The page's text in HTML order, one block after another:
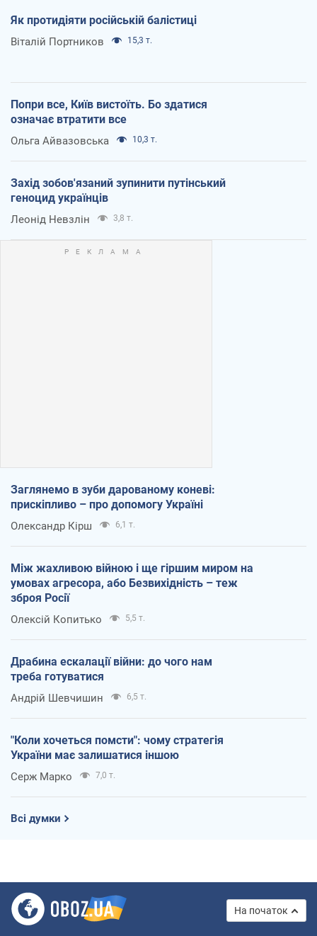
Як протидіяти російській балістиці
Віталій Портников 15,3 т.
Попри все, Київ вистоїть. Бо здатися
означає втратити все
Ольга Айвазовська 10,3 т.
Захід зобов'язаний зупинити путінський
геноцид українців
Леонід Невзлін 3,8 т.
Заглянемо в зуби дарованому коневі:
прискіпливо – про допомогу Україні
Олександр Кірш 6,1 т.
Між жахливою війною і ще гіршим миром на
умовах агресора, або Безвихідність – теж
зброя Росії
Олексій Копитько 5,5 т.
Драбина ескалації війни: до чого нам
треба готуватися
Андрій Шевчишин 6,5 т.
"Коли хочеться помсти": чому стратегія
України має залишатися іншою
Серж Марко 7,0 т.
Всі думки
На початок